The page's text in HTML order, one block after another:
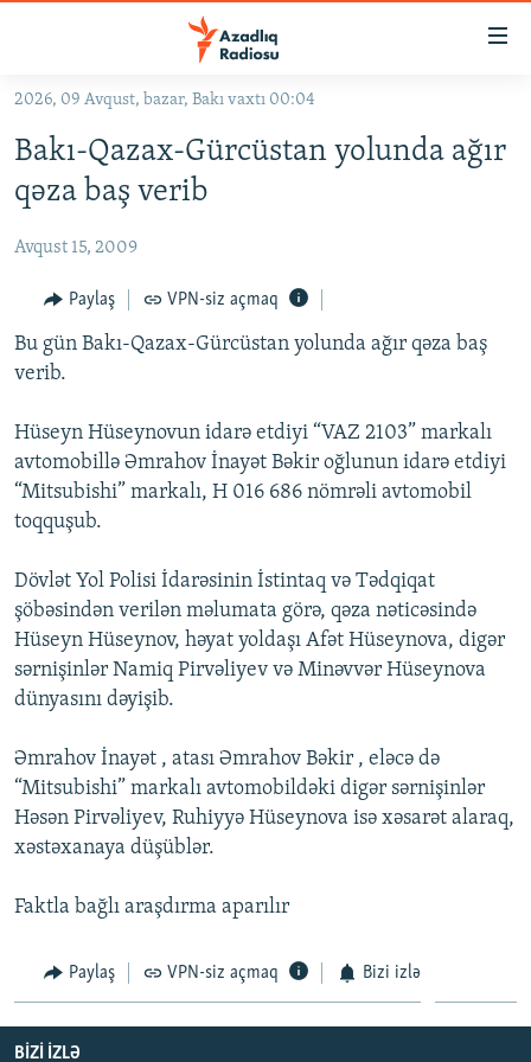
Əsas
qayıt
Əsas
naviqasiyaya
qayıt
KORRUPSIOMETR
#ƏSLINDƏ
FƏRQƏ BAX
QANUNI DOĞRU
ARAŞDIRMA
MULTIMEDIA
VIDEO
FOTOQALEREYA
KARIKATURA
RADIO ARXIV
OXU ZALI
İSLAM VƏ DEMOKRATIYA
İZ - MƏDƏNIYYƏT PROQRAMI
HAQQIMIZDA
PEŞƏ ETIKASI VƏ JURNALISTIKA STANDARTLARIMIZ
MATERIALLARIMIZDAN ISTIFADƏ
AZADLIQRADIOSU MOBIL TELEFONUNUZDA
XƏBƏR BÜLLETENLƏRIMIZ
BIZI IZLƏ
RFE/RL-in bütün saytları
2026, 09 Avqust, bazar, Bakı vaxtı 00:04
Bakı-Qazax-Gürcüstan yolunda ağır
qəza baş verib
Avqust 15, 2009
Paylaş VPN-siz açmaq
Bu gün Bakı-Qazax-Gürcüstan yolunda ağır qəza baş
verib.
Hüseyn Hüseynovun idarə etdiyi “VAZ 2103” markalı
avtomobillə Əmrahov İnayət Bəkir oğlunun idarə etdiyi
“Mitsubishi” markalı, H 016 686 nömrəli avtomobil
toqquşub.
Dövlət Yol Polisi İdarəsinin İstintaq və Tədqiqat
şöbəsindən verilən məlumata görə, qəza nəticəsində
Hüseyn Hüseynov, həyat yoldaşı Afət Hüseynova, digər
sərnişinlər Namiq Pirvəliyev və Minəvvər Hüseynova
dünyasını dəyişib.
Əmrahov İnayət , atası Əmrahov Bəkir , eləcə də
“Mitsubishi” markalı avtomobildəki digər sərnişinlər
Həsən Pirvəliyev, Ruhiyyə Hüseynova isə xəsarət alaraq,
xəstəxanaya düşüblər.
Faktla bağlı araşdırma aparılır
Paylaş VPN-siz açmaq Bizi izlə
BIZI IZLƏ